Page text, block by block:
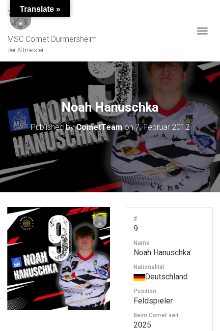
MSC Comet Durmersheim
Der Altmeister
Noah Hanuschka
Published byCometTeamon7. Februar 2012
#
9
Name
Noah Hanuschka
Nationalität
Deutschland
Position
Feldspieler
Beim Comet seit
2025
Translate »